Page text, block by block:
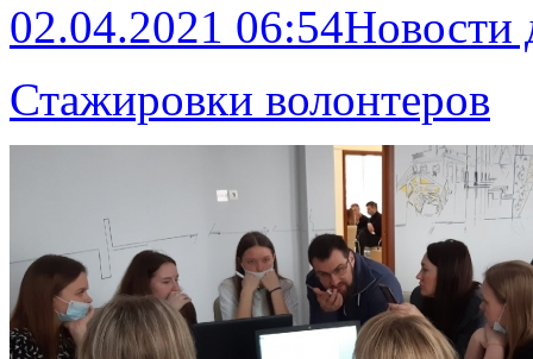
02.04.2021 06:54
Стажировки волонтеров